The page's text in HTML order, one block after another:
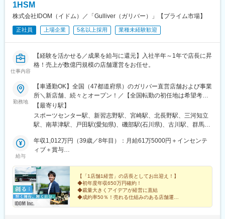
駅、虎ノ門ヒルズ駅、高輪ゲートウェイ駅、赤羽橋駅、汐留駅、
溜池山王駅、浜松町駅、西日暮里駅、代官山駅、西早稲田駅、新
宿御苑前駅、西太子堂駅、桜田門駅、秋葉原駅、二重橋前駅、半
蔵門駅、新日本橋駅、水道橋駅、日比谷駅、青井駅、牛田駅(東京
都)、上野広小路駅、蓮沼駅、平和島駅、銀座駅、馬喰横山駅、宝
町駅(東京都)、新中野駅、大崎広小路駅、吉祥寺駅、池袋駅、赤羽
岩淵駅、とうきょうスカイツリー駅、住吉駅(東京都)、祐天寺駅、
国道駅、平沼橋駅、蒔田駅、新杉田駅、センター北駅、宮前平
駅、京急川崎駅、登戸駅、本八幡駅(都営線)、市川駅、千葉駅、西
船橋駅、本川越駅、野江内代駅、海老江駅、西長堀駅、谷町九丁
目駅、ＪＲ難波駅、新深江駅、千林駅、松虫駅、住吉東駅、今川
駅(大阪府)、天下茶屋駅、今福鶴見駅、安立町駅、出戸駅、中崎町
駅、谷町四丁目駅、大阪天満宮駅、本町駅、大阪難波駅、大小路
六地蔵駅(奈良線)、二条城前駅、観月橋駅、南公園駅、摂津本山
駅、湊川駅、神戸三宮駅(阪急・神戸高速)、春日野道駅(阪急線)、
マリア病院前駅、東中間駅、佐世保中央駅、西鉄香椎駅、金山駅
(福岡県)、中村日赤駅、本山駅(愛知県)、西川緑道公園駅、鷹野橋
駅、松屋町駅、京王八王子駅、布田駅、南阿佐ケ谷駅、南新宿
駅、新大阪駅、名鉄名古屋駅、天神駅、旭橋駅、六本木一丁目
駅、泉岳寺駅、御成門駅、内幸町駅、赤坂見附駅、西日暮里駅(舎
蘇我駅、新千葉駅、京成西船駅、柏駅、実籾駅、スポーツセンタ
ー駅、誉田駅、検見川浜駅、浦和駅、大宮駅(埼玉県)、熊谷駅、所
駅、朝潮橋駅、津守駅、大阪上本町駅、芦原橋駅、福駅、だいど
横堤駅、住ノ江駅、喜連瓜破駅、大阪梅田駅(阪急線)、堺筋本町
駅、堺駅、深井駅、石津川駅、栂・美木多駅、新金岡駅、北野田
弁天町駅、北千里駅、曽根駅(大阪府)、南摂津駅、大日駅、長堀橋
駅、枚方公園駅、高槻駅、りんくうタウン駅、八尾南駅、千里中
央駅(北大阪急行)、古川橋駅、伏見桃山駅、馬堀駅、淀駅、松井山
手駅、常盤駅(京都府)、西京極駅、醍醐駅(京都府)、六地蔵駅(京都
市営)、洛西口駅、二条駅、五条駅(京都市営)、上鳥羽口駅、貴船
茶屋駅、湊川公園駅、山陽天満駅、旧居留地・大丸前駅、三木駅
(神戸電鉄線)、本竜野駅、仁川駅、学園都市駅、春日野道駅(阪神
学研奈良登美ケ丘駅、近江八幡駅、草津駅(滋賀県)、石山駅、近江
神宮前駅、南彦根駅、中松江駅、和歌山駅、紀ノ川駅、木太町
駅、新居浜駅、井口駅(広島県)、ししぶ駅、遠賀野駅、花畑駅、宇
美駅、行橋駅、赤間駅、西鉄柳川駅、筑前前原駅、蒲池駅(福岡
県)、飯塚駅、大保駅、笹原駅、瀬高駅、春日原駅、羽犬塚駅、上
1HSM
株式会社IDOM（イドム）／「Gulliver（ガリバー）」【プライム市場】
正社員 上場企業 5名以上採用 業種未経験歓迎
仕事内容
【経験を活かせる／成果を給与に還元】入社半年～1年で店長に昇
格！売上が数億円規模の店舗運営をお任せ。
勤務地
【車通勤OK】全国（47都道府県）のガリバー直営店舗および事業
所＼新店舗、続々とオープン！／【全国転勤の初任地は希望考
慮】全国47都道府県のガリバー直営店および事業所（将来的に海
外勤務のチャンスもあり）初期配属は相談可能！※受動喫煙対策：
あり※U・Iターン歓迎北海道東北（青森県・岩手県・宮城県・秋田
県・茨城県・栃木県・群馬県）北陸・甲信越（富山県・石川県・
福井県・新潟県・山梨県・長野県）東海（愛知県・静岡県・岐阜
和歌山県）中国（広島県・岡山県・鳥取県・島根県・山口県）四
国（徳島県・香川県・愛媛県・高知県）九州（福岡県・熊本県・
佐賀県・長崎県・大分県・宮崎県・鹿児島県・沖縄県）
【最寄り駅】
スポーツセンター駅、新習志野駅、宮崎駅、北長野駅、三河知立
駅、南草津駅、戸田駅(愛知県)、磯部駅(石川県)、古川駅、群馬総
県)、豊川駅(大阪府)、木更津駅、東新庄駅、鶴田駅、南永山駅、
国見駅(宮城県)、尾上の松駅、てだこ浦西駅、本八戸駅、清水駅
南駅、沼ノ端駅、平成駅、偕楽園駅、草津駅(滋賀県)、高見ノ里
駅、小針駅、橋本駅(福岡県)、笹木野駅、和歌山市駅、佐賀駅、西
若松駅、永山駅、小木津駅、土山駅、三島二日町駅、蛇田駅、附
属中学前駅、五井駅、原市駅、喜多山駅(愛知県)、新川駅(北海
道)、宮前駅、南富山駅、日宇駅、山形駅、西岐阜駅、三条駅(香川
給与
年収1,012万円（39歳／8年目）：月給61万5000円＋インセンテ
ィブ＋賞与
ブ＋賞与
【「1店舗1経営」の店長としてお出迎え！】
◆初年度年収650万円確約！
◆裁量大きくアイデアが経営に直結
◆成約率50％！売れる仕組みのある店舗運営